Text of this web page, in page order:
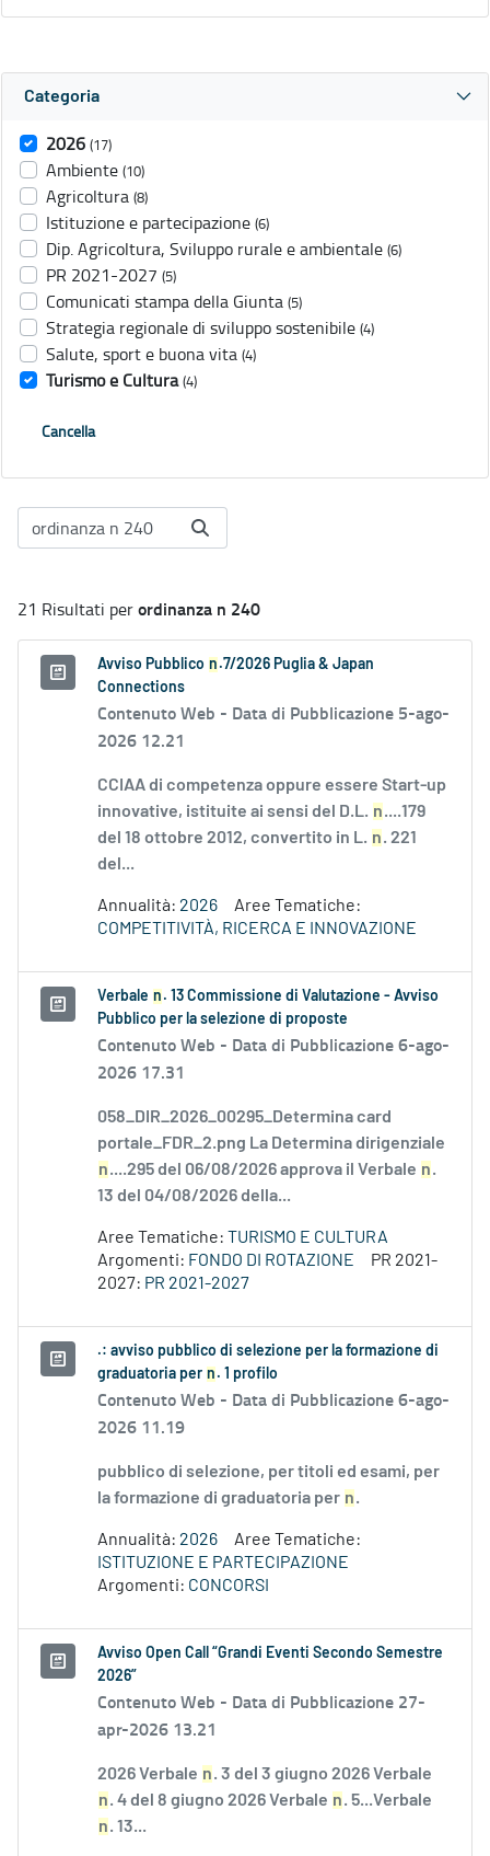
Categoria
2026 (17)
Ambiente (10)
Agricoltura (8)
Istituzione e partecipazione (6)
Dip. Agricoltura, Sviluppo rurale e ambientale (6)
PR 2021-2027 (5)
Comunicati stampa della Giunta (5)
Strategia regionale di sviluppo sostenibile (4)
Salute, sport e buona vita (4)
Turismo e Cultura (4)
Cancella
21 Risultati perordinanza n 240
Avviso Pubblico n .7/2026 Puglia & Japan
Connections
Contenuto Web - Data di Pubblicazione 5-ago-
2026 12.21
CCIAA di competenza oppure essere Start-up
innovative, istituite ai sensi del D.L. n....179
del 18 ottobre 2012, convertito in L. n. 221
del...
Annualità: 2026
Aree Tematiche:
COMPETITIVITÀ, RICERCA E INNOVAZIONE
Verbale n . 13 Commissione di Valutazione - Avviso
Pubblico per la selezione di proposte
Contenuto Web - Data di Pubblicazione 6-ago-
2026 17.31
058_DIR_2026_00295_Determina card
portale_FDR_2.png La Determina dirigenziale
n....295 del 06/08/2026 approva il Verbale n.
13 del 04/08/2026 della...
Aree Tematiche: TURISMO E CULTURA
Argomenti: FONDO DI ROTAZIONE
PR 2021-
2027: PR 2021-2027
.: avviso pubblico di selezione per la formazione di
graduatoria per n . 1 profilo
Contenuto Web - Data di Pubblicazione 6-ago-
2026 11.19
pubblico di selezione, per titoli ed esami, per
la formazione di graduatoria per n.
Annualità: 2026
Aree Tematiche:
ISTITUZIONE E PARTECIPAZIONE
Argomenti: CONCORSI
Avviso Open Call “Grandi Eventi Secondo Semestre
2026”
Contenuto Web - Data di Pubblicazione 27-
apr-2026 13.21
2026 Verbale n. 3 del 3 giugno 2026 Verbale
n. 4 del 8 giugno 2026 Verbale n. 5...Verbale
n. 13...